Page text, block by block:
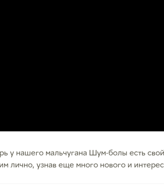
у нашего мальчугана Шум-болы есть
лично, узнав еще много нового и